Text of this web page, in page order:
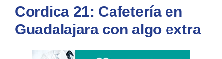
Cordica 21: Cafetería en
Guadalajara con algo extra